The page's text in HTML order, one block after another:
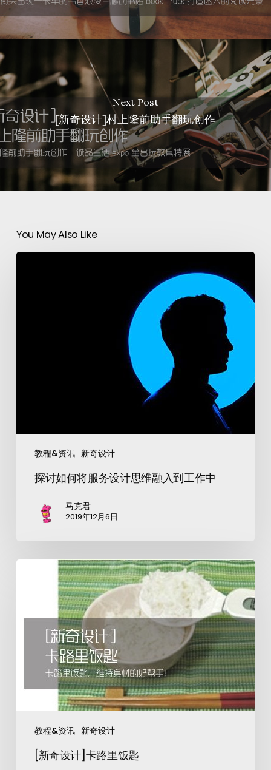
Next Post
[新奇设计]村上隆前助手翻玩创作
You May Also Like
教程&资讯 新奇设计
探讨如何将服务设计思维融入到工作中
马克君
2019年12月6日
教程&资讯 新奇设计
[新奇设计]卡路里饭匙